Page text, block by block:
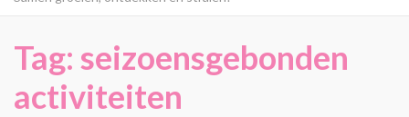
Tag: seizoensgebonden
activiteiten